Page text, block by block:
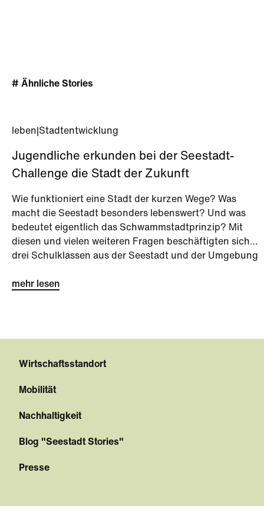
# Ähnliche Stories
leben Stadtentwicklung
Jugendliche erkunden bei der Seestadt-
Challenge die Stadt der Zukunft
Wie funktioniert eine Stadt der kurzen Wege? Was
macht die Seestadt besonders lebenswert? Und was
bedeutet eigentlich das Schwammstadtprinzip? Mit
diesen und vielen weiteren Fragen beschäftigten sich
drei Schulklassen aus der Seestadt und der Umgebung
mehr lesen
Wirtschaftsstandort
Mobilität
Nachhaltigkeit
Blog "Seestadt Stories"
Presse